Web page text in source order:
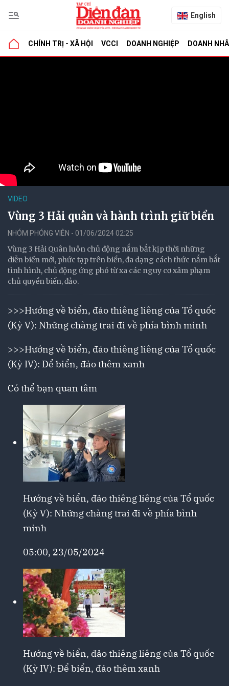
English
CHÍNH TRỊ - XÃ HỘI VCCI DOANH NGHIỆP DOANH
VIDEO
Vùng 3 Hải quân và hành trình giữ biển
NHÓM PHÓNG VIÊN - 01/06/2024 02:25
Vùng 3 Hải Quân luôn chủ động nắm bắt kịp thời những
diễn biến mới, phức tạp trên biển, đa dạng cách thức nắm bắt
tình hình, chủ động ứng phó từ xa các nguy cơ xâm phạm
chủ quyền biển, đảo.
>>>Hướng về biển, đảo thiêng liêng của Tổ quốc
(Kỳ V): Những chàng trai đi về phía bình minh
>>>Hướng về biển, đảo thiêng liêng của Tổ quốc
(Kỳ IV): Để biển, đảo thêm xanh
Có thể bạn quan tâm
Hướng về biển, đảo thiêng liêng của Tổ quốc
(Kỳ V): Những chàng trai đi về phía bình
minh
05:00, 23/05/2024
Hướng về biển, đảo thiêng liêng của Tổ quốc
(Kỳ IV): Để biển, đảo thêm xanh